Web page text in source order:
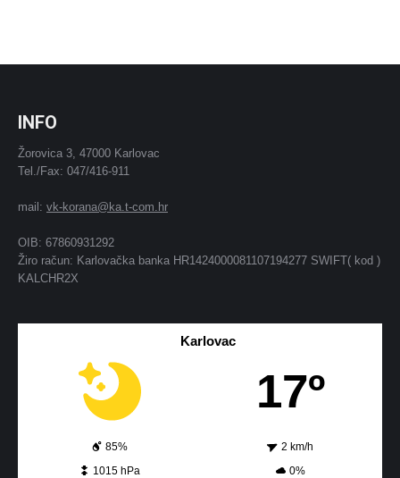
INFO
Žorovica 3, 47000 Karlovac
Tel./Fax: 047/416-911
mail: vk-korana@ka.t-com.hr
OIB: 67860931292
Žiro račun: Karlovačka banka HR1424000081107194277 SWIFT( kod )
KALCHR2X
Karlovac
17º
85%
2 km/h
1015 hPa
0%